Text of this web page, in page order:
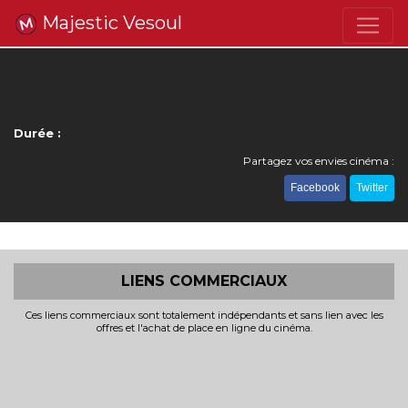
Majestic Vesoul
Durée :
Partagez vos envies cinéma :
Facebook Twitter
LIENS COMMERCIAUX
Ces liens commerciaux sont totalement indépendants et sans lien avec les
offres et l'achat de place en ligne du cinéma.